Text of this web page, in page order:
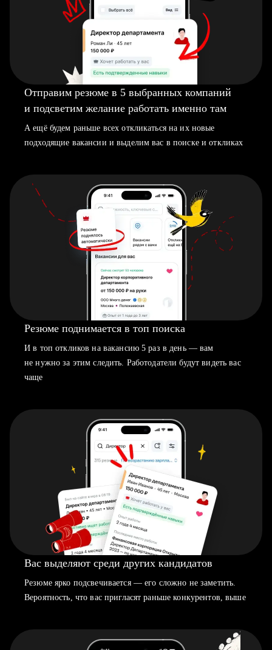
Отправим резюме в 5 выбранных компаний
и подсветим желание работать именно там
А ещё будем раньше всех откликаться на их новые
подходящие вакансии и выделим вас в поиске и откликах
Резюме поднимается в топ поиска
И в топ откликов на вакансию 5 раз в день — вам
не нужно за этим следить. Работодатели будут видеть вас
чаще
Вас выделяют среди других кандидатов
Резюме ярко подсвечивается — его сложно не заметить.
Вероятность, что вас пригласят раньше конкурентов, выше